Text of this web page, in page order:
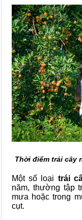
Thời điểm trái cây
Một số loại trái
năm, thường tập
mưa hoặc trong
cụt.